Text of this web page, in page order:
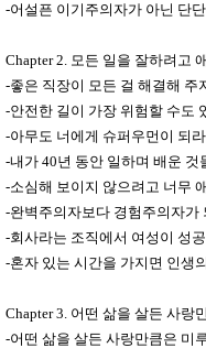
-어설픈 이기주의자가 아닌 단
Chapter 2. 모든 일을 잘하려고
-좋은 직장이 모든 걸 해결해 주
-안전한 길이 가장 위험할 수도
-아무도 너에게 슈퍼우먼이 되
-내가 40년 동안 일하며 배운 것
-소심해 보이지 않으려고 너무
-완벽주의자보다 경험주의자가
-회사라는 조직에서 여성이 성
-혼자 있는 시간을 가지면 인생
Chapter 3. 어떤 삶을 살든 사랑
-어떤 삶을 살든 사랑만큼은 미